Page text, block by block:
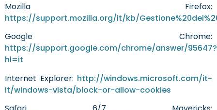
Mozilla Firefox:
https://support.mozilla.org/it/kb/
Google Chrome:
https://support.google.com/chrome/answer/95647?
hl=it
Internet Explorer: http://windows.microsoft.com/it-
it/windows-vista/block-or-allow-cookies